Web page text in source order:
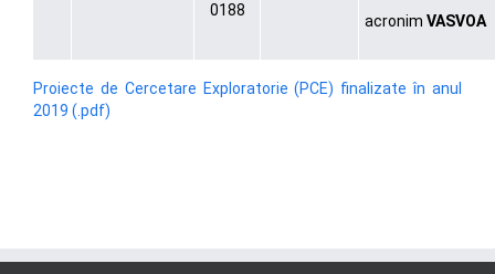
0188
acronim VASVOA
Proiecte de Cercetare Exploratorie (PCE) finalizate în anul
2019 (.pdf)